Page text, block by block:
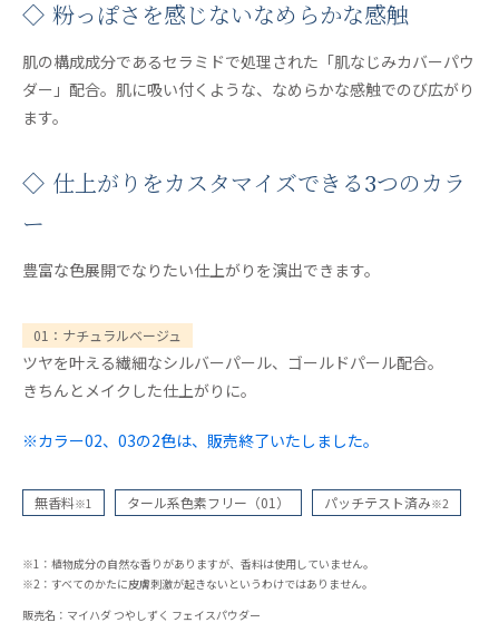
◇ 粉っぽさを感じないなめらかな感触
肌の構成成分であるセラミドで処理された「肌なじみカバーパウ
ダー」配合。肌に吸い付くような、なめらかな感触でのび広がり
ます。
◇ 仕上がりをカスタマイズできる3つのカラ
ー
豊富な色展開でなりたい仕上がりを演出できます。
01：ナチュラルベージュ
ツヤを叶える繊細なシルバーパール、ゴールドパール配合。
きちんとメイクした仕上がりに。
※カラー02、03の2色は、販売終了いたしました。
無香料※1 タール系色素フリー（01） パッチテスト済み※2
※1：植物成分の自然な香りがありますが、香料は使用していません。
※2：すべてのかたに皮膚刺激が起きないというわけではありません。
販売名：マイハダ つやしずく フェイスパウダー